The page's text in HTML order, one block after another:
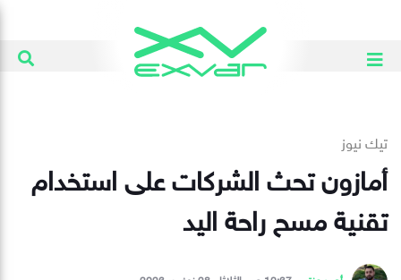
تيك نيوز
أمازون تحث الشركات على استخدام
تقنية مسح راحة اليد